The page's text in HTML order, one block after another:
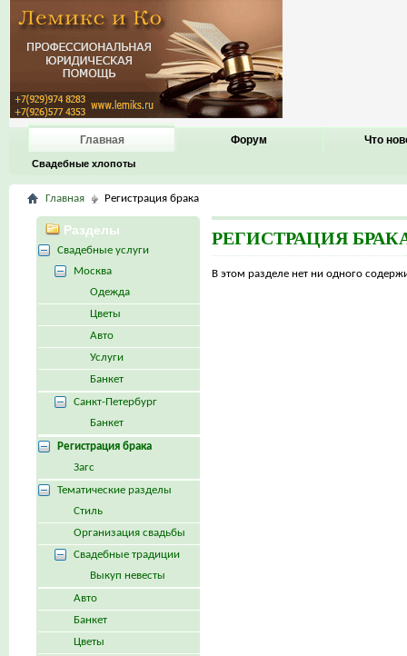
Главная
Свадебные хлопоты
Форум Что
Главная Регистрация брака
РЕГИСТРАЦИЯ
В этом разделе нет ни одного
Разделы
Свадебные услуги
Москва
Одежда
Цветы
Авто
Услуги
Банкет
Санкт-Петербург
Банкет
Регистрация брака
Загс
Тематические разделы
Стиль
Организация свадьбы
Свадебные традиции
Выкуп невесты
Авто
Банкет
Цветы